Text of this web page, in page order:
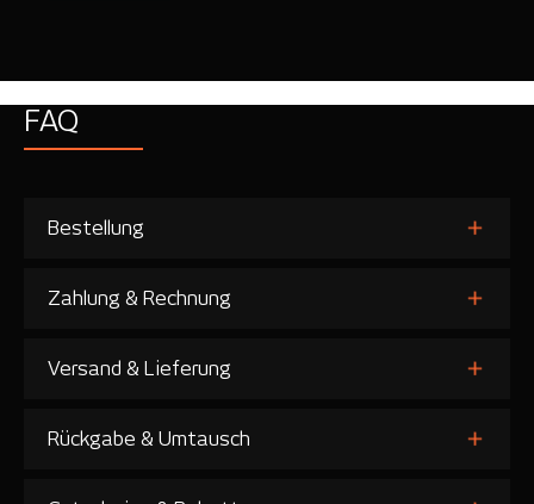
FAQ
Bestellung
Zahlung & Rechnung
Versand & Lieferung
Rückgabe & Umtausch